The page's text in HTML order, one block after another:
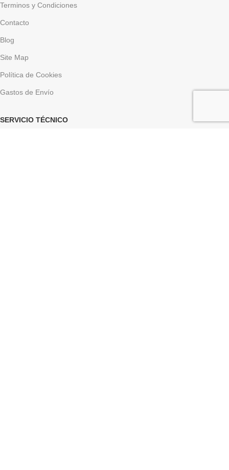
Terminos y Condiciones
Contacto
Blog
Site Map
Política de Cookies
Gastos de Envío
SERVICIO TÉCNICO